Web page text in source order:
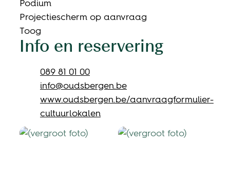
Podium
Projectiescherm op aanvraag
Toog
Info en reservering
089 81 01 00
E-mailinfo@oudsbergen.be
Websitewww.oudsbergen.be/aanvraagformulier-
cultuurlokalen